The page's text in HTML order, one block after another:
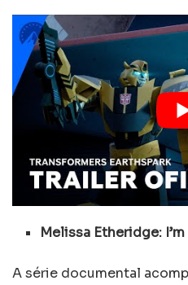
Melissa Etheridge:
A série documental